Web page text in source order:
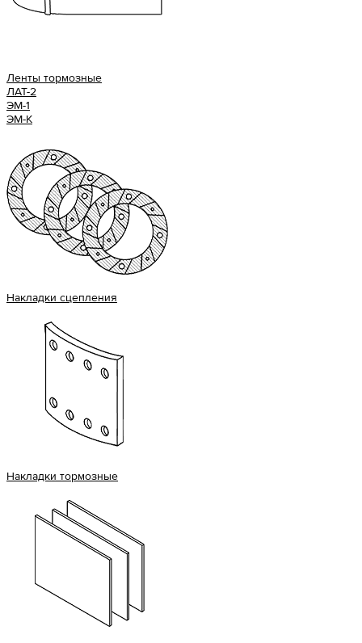
Ленты тормозные
ЛАТ-2
ЭМ-1
ЭМ-К
Накладки сцепления
Накладки тормозные